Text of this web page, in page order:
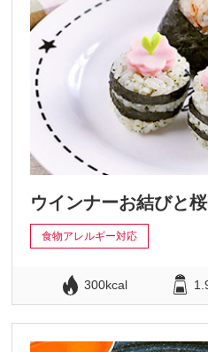
ウインナーお結びと
食物アレルギー対応
300kcal